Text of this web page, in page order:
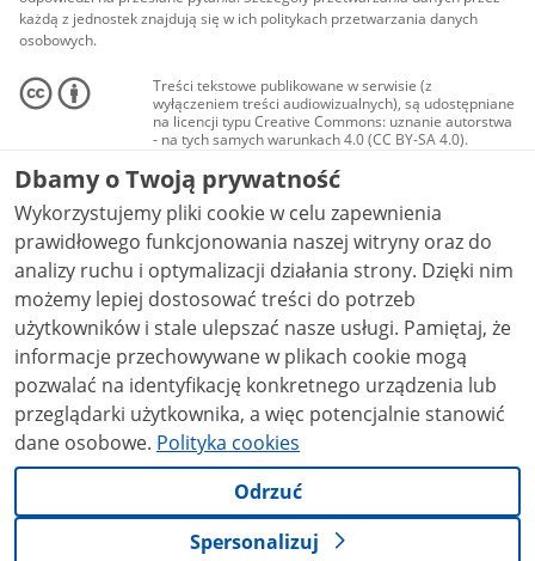
każdą z jednostek znajdują się w ich politykach przetwarzania danych
osobowych.
Treści tekstowe publikowane w serwisie (z
wyłączeniem treści audiowizualnych), są udostępniane
na licencji typu Creative Commons: uznanie autorstwa
- na tych samych warunkach 4.0 (CC BY-SA 4.0).
Materiały audiowizualne, w tym zdjęcia, materiały
audio i wideo, są udostępniane na licencji typu
Creative Commons: uznanie autorstwa użycie
niekomercyjne - bez utworów zależnych 4.0 (CC BY-
NC-ND 4.0), o ile nie jest to stwierdzone inaczej.
Dbamy o Twoją prywatność
Wykorzystujemy pliki cookie w celu zapewnienia
prawidłowego funkcjonowania naszej witryny oraz do
analizy ruchu i optymalizacji działania strony. Dzięki nim
możemy lepiej dostosować treści do potrzeb
użytkowników i stale ulepszać nasze usługi. Pamiętaj, że
informacje przechowywane w plikach cookie mogą
pozwalać na identyfikację konkretnego urządzenia lub
przeglądarki użytkownika, a więc potencjalnie stanowić
dane osobowe. Polityka cookies
Odrzuć
Spersonalizuj